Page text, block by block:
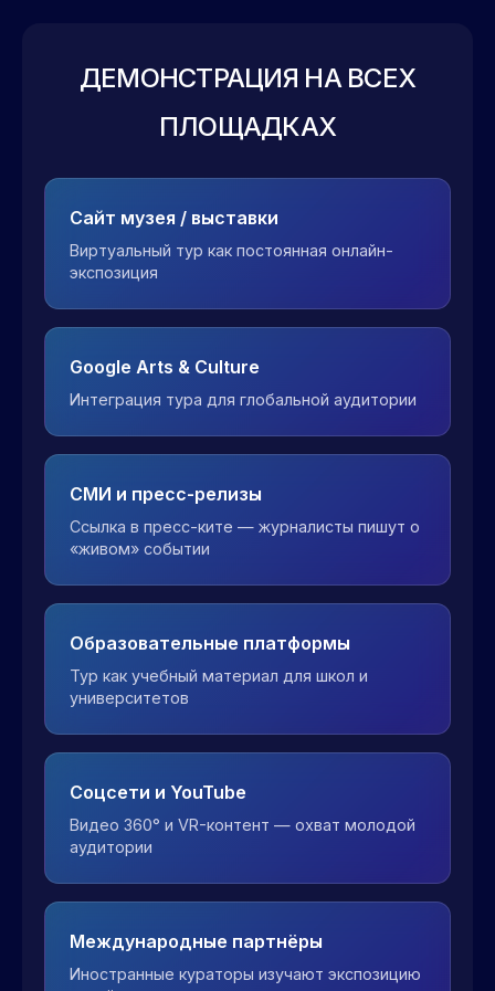
ДЕМОНСТРАЦИЯ НА ВСЕХ
ПЛОЩАДКАХ
Сайт музея / выставки
Виртуальный тур как постоянная онлайн-
экспозиция
Google Arts & Culture
Интеграция тура для глобальной аудитории
СМИ и пресс-релизы
Ссылка в пресс-ките — журналисты пишут о
«живом» событии
Образовательные платформы
Тур как учебный материал для школ и
университетов
Соцсети и YouTube
Видео 360° и VR-контент — охват молодой
аудитории
Международные партнёры
Иностранные кураторы изучают экспозицию